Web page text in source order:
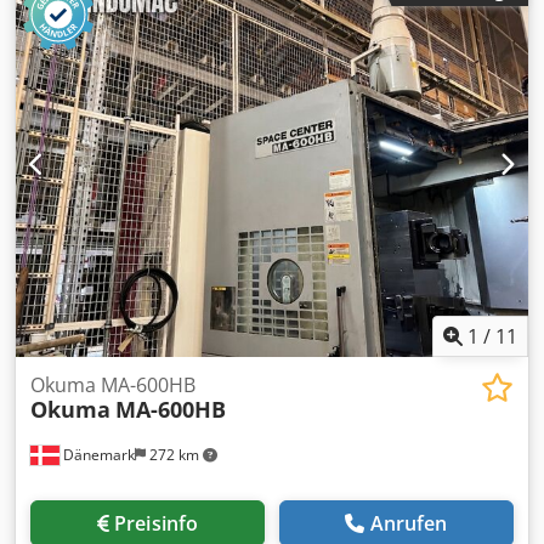
1 / 11
Dänemark 272 km
Okuma MA-600HB
Okuma MA-600HB
Preisinfo Anrufen